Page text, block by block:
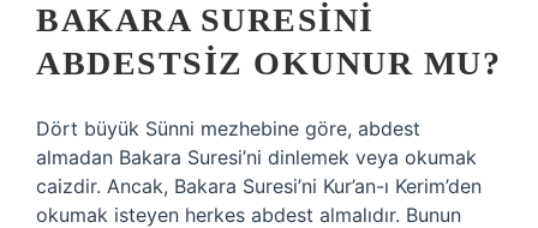
BAKARA SURESINI
ABDESTSIZ OKUNUR MU?
Dört büyük Sünni mezhebine göre, abdest
almadan Bakara Suresi’ni dinlemek veya okumak
caizdir. Ancak, Bakara Suresi’ni Kur’an-ı Kerim’den
okumak isteyen herkes abdest almalıdır. Bunun